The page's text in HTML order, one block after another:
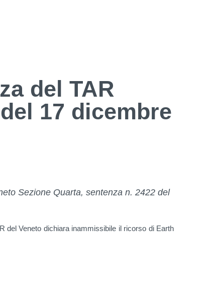
del TAR
17 dicembre
Sezione Quarta, sentenza n. 2422 del
del Veneto dichiara inammissibile il ricorso di Earth